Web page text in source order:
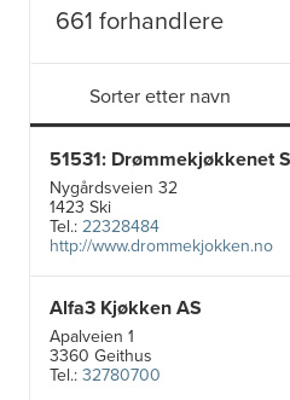
661 forhandlere
Sorter etter navn
51531: Drømmekjøkkenet
Nygårdsveien 32
1423 Ski
Tel.:22328484
http://www.drommekjokken.no
Alfa3 Kjøkken AS
Apalveien 1
3360 Geithus
Tel.:32780700